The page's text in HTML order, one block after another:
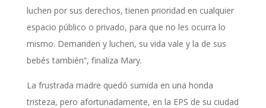
luchen por sus derechos, tienen prioridad en cualquier
espacio público o privado, para que no les ocurra lo
mismo. Demanden y luchen, su vida vale y la de sus
bebés también”, finaliza Mary.
La frustrada madre quedó sumida en una honda
tristeza, pero afortunadamente, en la EPS de su ciudad